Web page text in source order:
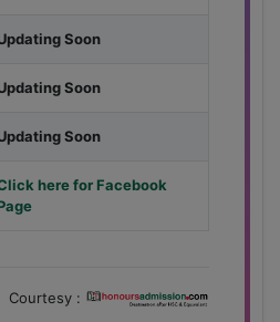
Soon
Soon
Soon
here for Facebook
Courtesy :